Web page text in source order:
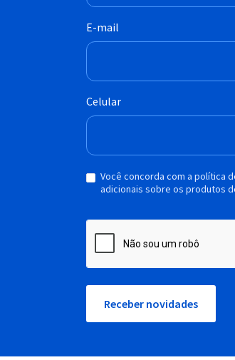
E-mail
Celular
Você concorda com a política
adicionais sobre os produtos
Receber novidades